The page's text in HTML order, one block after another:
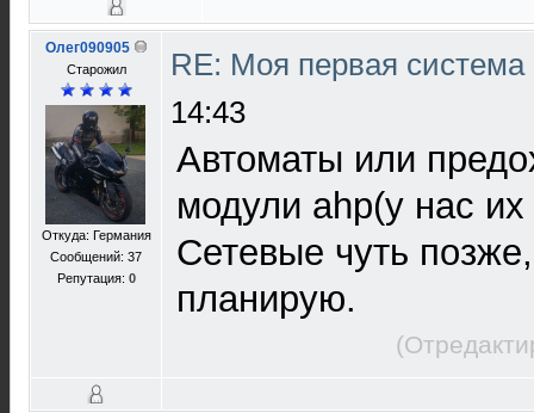
Олег090905
Старожил
Откуда: Германия
Сообщений: 37
Репутация: 0
RE: Моя первая
14:43
Автоматы или
модули ahp(у нас
Сетевые чуть
планирую.